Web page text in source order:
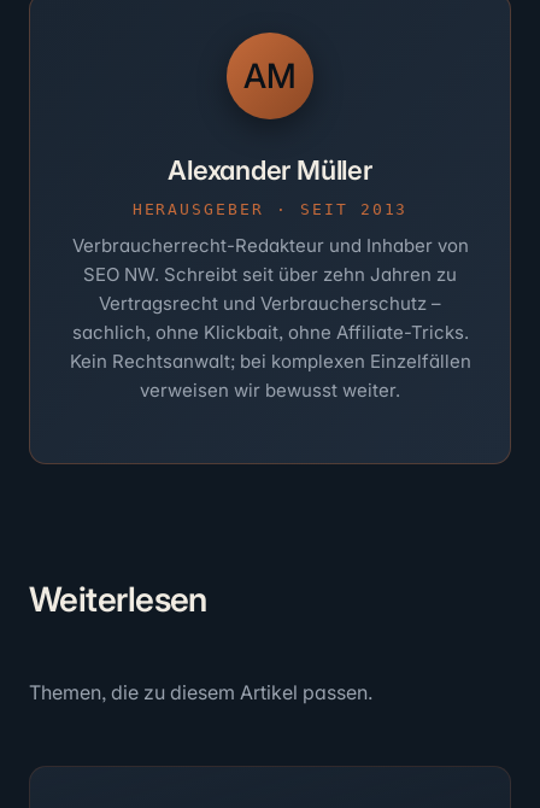
AM
Alexander Müller
HERAUSGEBER · SEIT 2013
Verbraucherrecht-Redakteur und Inhaber von
SEO NW. Schreibt seit über zehn Jahren zu
Vertragsrecht und Verbraucherschutz –
sachlich, ohne Klickbait, ohne Affiliate-Tricks.
Kein Rechtsanwalt; bei komplexen Einzelfällen
verweisen wir bewusst weiter.
Weiterlesen
Themen, die zu diesem Artikel passen.